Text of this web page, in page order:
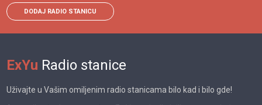
DODAJ RADIO STANICU
ExYu Radio stanice
Uživajte u Vašim omiljenim radio stanicama bilo kad i bilo gde!